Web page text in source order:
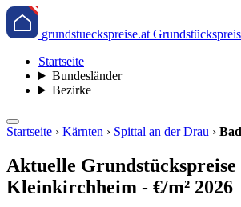
grundstueckspreise.at
Startseite
Bundesländer
Bezirke
Startseite › Kärnten › Spittal an der Drau ›
Aktuelle Grundstückspreise
Kleinkirchheim - €/m² 2026